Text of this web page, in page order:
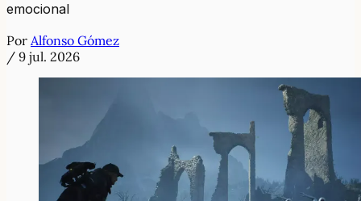
emocional
Por Alfonso Gómez
/ 9 jul. 2026